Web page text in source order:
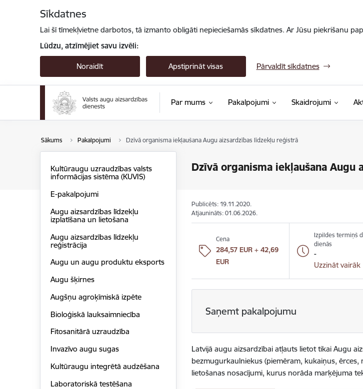
Sīkdatnes
Lai šī tīmekļvietne darbotos, tā izmanto obligāti nepieciešamās sīkdatnes. Ar Jūsu piekrišanu
Lūdzu, atzīmējiet savu izvēli:
Noraidīt Apstiprināt visas Pārvaldīt sīkdatnes
Par mums Pakalpojumi Skaidrojumi
Sākums Pakalpojumi Dzīvā organisma iekļaušana Augu aizsardzības līdzekļu reģistrā
Dzīvā organisma iekļaušana
Kultūraugu uzraudzības valsts
informācijas sistēma (KUVIS)
E-pakalpojumi
Augu aizsardzības līdzekļu
izplatīšana un lietošana
Augu aizsardzības līdzekļu
reģistrācija
Augu un augu produktu eksports
Augu šķirnes
Augšņu agroķīmiskā izpēte
Bioloģiskā lauksaimniecība
Fitosanitārā uzraudzība
Invazīvo augu sugas
Kultūraugu integrētā audzēšana
Laboratoriskā testēšana
Publicēts: 19.11.2020.
Atjaunināts: 01.06.2026.
Cena
284,57 EUR + 42,69
EUR
Izpildes termiņš
dienās
-
Uzzināt vairāk
Saņemt pakalpojumu
Latvijā augu aizsardzībai atļauts lietot tikai Augu
bezmugurkaulniekus (piemēram, kukaiņus,
lietošanas nosacījumi, kurus norāda marķējuma